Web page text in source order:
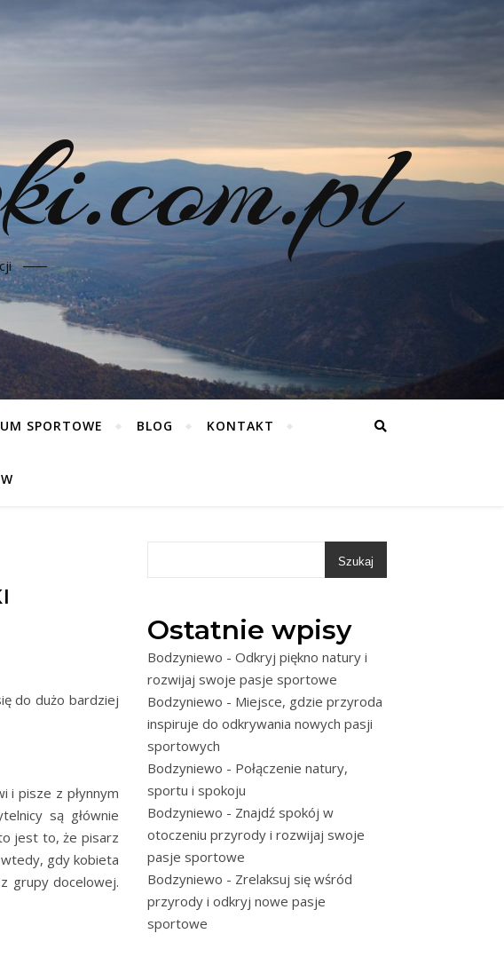
SPORTOWE BLOG KONTAKT
do dużo bardziej
i pisze z płynnym
są głównie
jest to, że pisarz
gdy kobieta
grupy docelowej.
Szukaj
Ostatnie wpisy
Bodzyniewo - Odkryj piękno natury i
rozwijaj swoje pasje sportowe
Bodzyniewo - Miejsce, gdzie przyroda
inspiruje do odkrywania nowych pasji
sportowych
Bodzyniewo - Połączenie natury,
sportu i spokoju
Bodzyniewo - Znajdź spokój w
otoczeniu przyrody i rozwijaj swoje
pasje sportowe
Bodzyniewo - Zrelaksuj się wśród
przyrody i odkryj nowe pasje
sportowe